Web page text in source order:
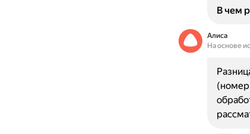
В чем
Алиса
На основе
(номер